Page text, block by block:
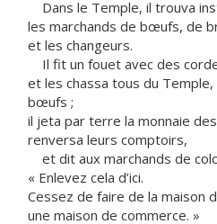
Dans le Temple, il trouva
les marchands de bœufs, de
et les changeurs.
Il fit un fouet avec des
et les chassa tous du
bœufs ;
il jeta par terre la monnaie
renversa leurs comptoirs,
et dit aux marchands de
« Enlevez cela d’ici.
Cessez de faire de la maison
une maison de commerce. »